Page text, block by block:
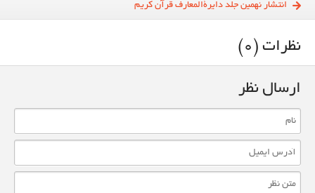
انتشار نهمین جلد دایرةالمعارف قرآن کریم
نظرات (0)
ارسال نظر